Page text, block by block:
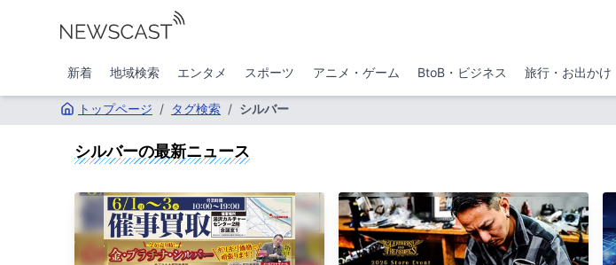
新着 地域検索 エンタメ スポーツ アニメ・ゲーム BtoB・ビジネス 旅行・お出かけ
トップページ / タグ検索 / シルバー
シルバーの最新ニュース